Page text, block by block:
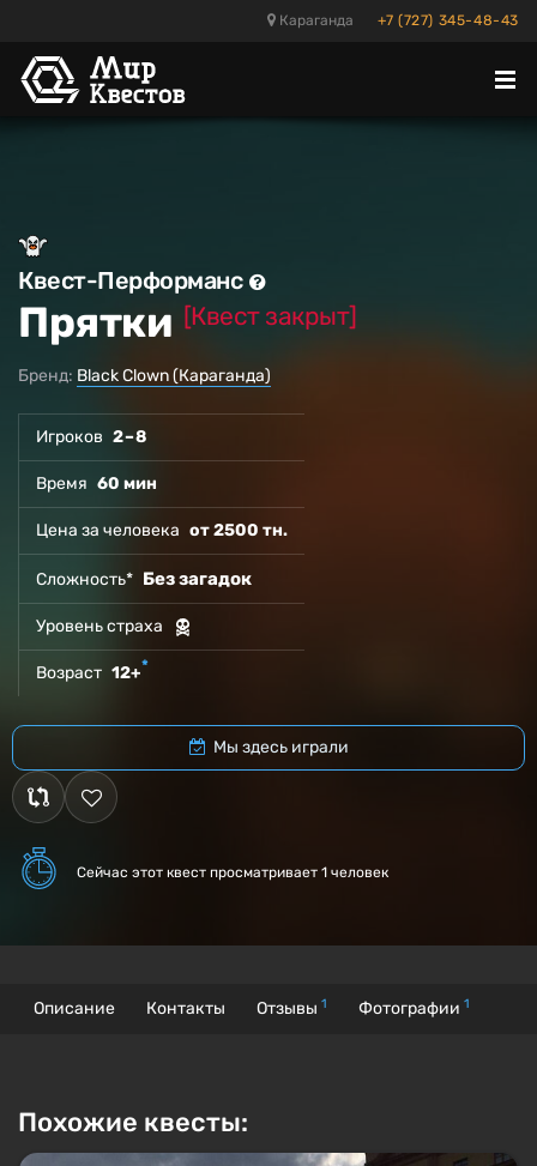
Караганда +7 (727) 345-48-43
Квест-Перформанс
Прятки [Квест закрыт]
Бренд: Black Clown (Караганда)
Игроков 2 – 8
Время 60 мин
Цена за человека от 2500 тн.
Сложность* Без загадок
Уровень страха
Возраст 12+*
Мы здесь играли
Сейчас этот квест просматривает 1 человек
Описание Контакты Отзывы 1 Фотографии 1
Похожие квесты: